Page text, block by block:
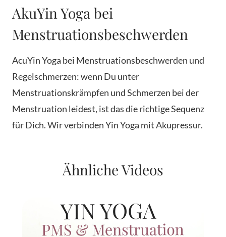
AkuYin Yoga bei
Menstruationsbeschwerden
AcuYin Yoga bei Menstruationsbeschwerden und
Regelschmerzen: wenn Du unter
Menstruationskrämpfen und Schmerzen bei der
Menstruation leidest, ist das die richtige Sequenz
für Dich. Wir verbinden Yin Yoga mit Akupressur.
Ähnliche Videos